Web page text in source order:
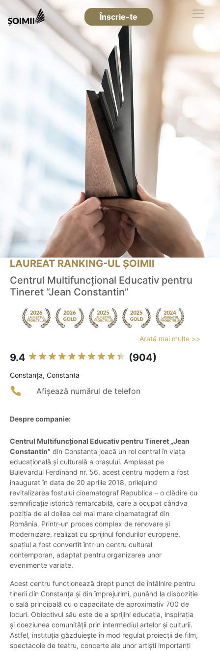
Înscrie-te
LAUREAT RANKING-UL ȘOIMII
Centrul Multifuncțional Educativ pentru
Tineret “Jean Constantin”
Arată mai multe >>
9.4 (904)
Constanţa, Constanta
Afișează numărul de telefon
Despre companie:
Centrul Multifuncțional Educativ pentru Tineret „Jean
Constantin” din Constanța joacă un rol central în viața
educațională și culturală a orașului. Amplasat pe
Bulevardul Ferdinand nr. 56, acest centru modern a fost
inaugurat în data de 20 aprilie 2018, prilejuind
revitalizarea fostului cinematograf Republica – o clădire cu
semnificație istorică remarcabilă, care a ocupat cândva
poziția de al doilea cel mai mare cinematograf din
România. Printr-un proces complex de renovare și
modernizare, realizat cu sprijinul fondurilor europene,
spațiul a fost convertit într-un centru cultural
contemporan, adaptat pentru organizarea unor
evenimente variate.
Acest centru funcționează drept punct de întâlnire pentru
tinerii din Constanța și din împrejurimi, punând la dispoziție
o sală principală cu o capacitate de aproximativ 700 de
locuri. Obiectivul său este de a sprijini educația, inspirația
și coeziunea comunității prin intermediul artelor și culturii.
Astfel, instituția găzduiește în mod regulat proiecții de film,
spectacole de teatru, concerte ale unor artiști importanți